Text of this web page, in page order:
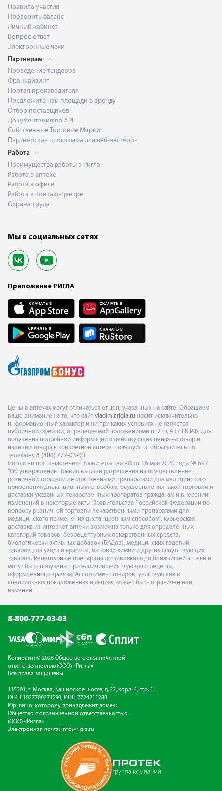
Правила участия
Проверить баланс
Личный кабинет
Вопрос-ответ
Электронные чеки
Партнерам
Проведение тендеров
Франчайзинг
Портал производителя
Предложите нам площади в аренду
Отбор поставщиков
Документация по API
Собственные Торговые Марки
Партнерская программа для веб-мастеров
Работа
Преимущества работы в Ригла
Работа в аптеке
Работа в офисе
Работа в контакт-центре
Охрана труда
Мы в социальных сетях
Приложение РИГЛА
Цены в аптеках могут отличаться от цен, указанных на сайте. Обращаем
ваше внимание на то, что сайт vladimir.rigla.ru носит исключительно
информационный характер и ни при каких условиях не является
публичной офертой, определяемой положениями п. 2 ст. 437 ГК РФ. Для
получения подробной информации о действующих ценах на товар и
наличии товара в конкретной аптеке, пожалуйста, обращайтесь по
телефону 8 (800) 777-03-03
Согласно постановлению Правительства РФ от 16 мая 2020 года № 697
"Об утверждении Правил выдачи разрешения на осуществление
розничной торговли лекарственными препаратами для медицинского
применения дистанционным способом, осуществления такой торговли и
доставки указанных лекарственных препаратов гражданам и внесении
изменений в некоторые акты Правительства Российской Федерации по
вопросу розничной торговли лекарственными препаратами для
медицинского применения дистанционным способом", курьерская
доставка из интернет-аптеки возможна только для определённых
категорий товаров: безрецептурных лекарственных средств,
биологически активных добавок (БАДов), медицинских изделий,
товаров для ухода и красоты, бытовой химии и других сопутствующих
товаров. Рецептурные препараты доставляются до ближайшей аптеки и
могут быть получены при наличии действующего рецепта,
оформленного врачом. Ассортимент товаров, участвующих в
специальных предложениях и акциях, может быть ограничен или
изменен
8-800-777-03-03
Копирайт: © 2026 Общество с ограниченной
ответственностью (ООО) «Ригла»
Все права защищены
115201, г. Москва, Каширское шоссе, д. 22, корп. 4, стр. 1
ОГРН 1027700271290; ИНН 7724211288
Юр. лицо, которому принадлежит домен:
Общество с ограниченной ответственностью
(ООО) «Ригла»
Электронная почта: info@rigla.ru